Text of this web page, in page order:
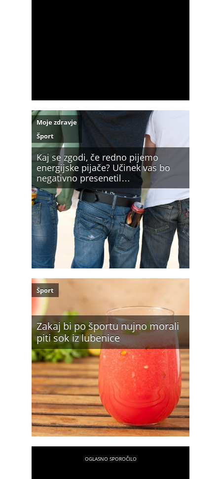
Kaj se zgodi, če redno pijemo
energijske pijače? Učinek vas bo
negativno presenetil…
Moje zdravje
Šport
Zakaj bi po športu nujno morali
piti sok iz lubenice
Šport